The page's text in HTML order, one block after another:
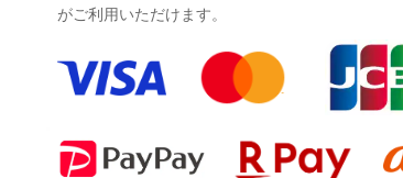
がご利用いただけます。